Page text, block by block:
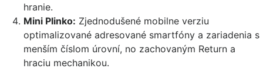
hranie.
Mini Plinko: Zjednodušené mobilne verziu
optimalizované adresované smartfóny a zariadenia s
menším číslom úrovní, no zachovaným Return a
hraciu mechanikou.